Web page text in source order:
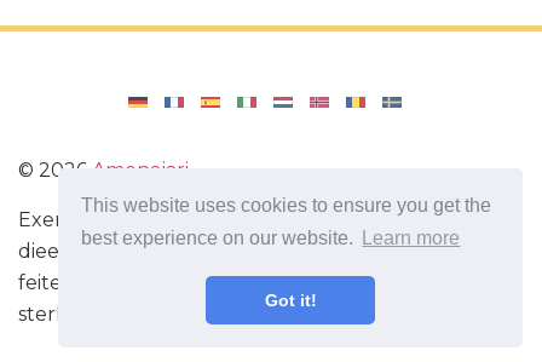
This website uses cookies to ensure you get the
best experience on our website.
Learn more
Got it!
© 2026 Amenajari
Exercise. Diëten en recepten voor een gezond
dieet. Oefeningen voor de hersenen. Interessante
feiten. Zelfontwikkeling. Wees vandaag slimmer en
sterker!